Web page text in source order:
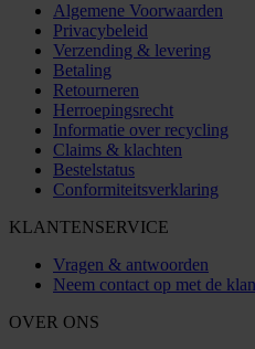
Algemene Voorwaarden
Privacybeleid
Verzending & levering
Betaling
Retourneren
Herroepingsrecht
Informatie over recycling
Claims & klachten
Bestelstatus
Conformiteitsverklaring
KLANTENSERVICE
Vragen & antwoorden
Neem contact op met de
OVER ONS